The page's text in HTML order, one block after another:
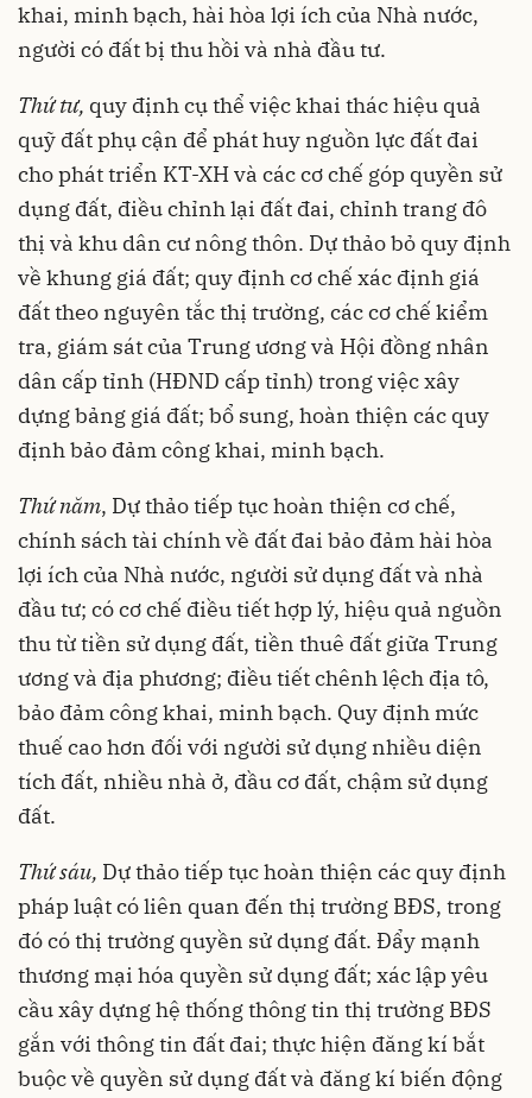
khai, minh bạch, hài hòa lợi ích của Nhà nước,
người có đất bị thu hồi và nhà đầu tư.
Thứ tư, quy định cụ thể việc khai thác hiệu quả
quỹ đất phụ cận để phát huy nguồn lực đất đai
cho phát triển KT-XH và các cơ chế góp quyền sử
dụng đất, điều chỉnh lại đất đai, chỉnh trang đô
thị và khu dân cư nông thôn. Dự thảo bỏ quy định
về khung giá đất; quy định cơ chế xác định giá
đất theo nguyên tắc thị trường, các cơ chế kiểm
tra, giám sát của Trung ương và Hội đồng nhân
dân cấp tỉnh (HĐND cấp tỉnh) trong việc xây
dựng bảng giá đất; bổ sung, hoàn thiện các quy
định bảo đảm công khai, minh bạch.
Thứ năm, Dự thảo tiếp tục hoàn thiện cơ chế,
chính sách tài chính về đất đai bảo đảm hài hòa
lợi ích của Nhà nước, người sử dụng đất và nhà
đầu tư; có cơ chế điều tiết hợp lý, hiệu quả nguồn
thu từ tiền sử dụng đất, tiền thuê đất giữa Trung
ương và địa phương; điều tiết chênh lệch địa tô,
bảo đảm công khai, minh bạch. Quy định mức
thuế cao hơn đối với người sử dụng nhiều diện
tích đất, nhiều nhà ở, đầu cơ đất, chậm sử dụng
đất.
Thứ sáu, Dự thảo tiếp tục hoàn thiện các quy định
pháp luật có liên quan đến thị trường BĐS, trong
đó có thị trường quyền sử dụng đất. Đẩy mạnh
thương mại hóa quyền sử dụng đất; xác lập yêu
cầu xây dựng hệ thống thông tin thị trường BĐS
gắn với thông tin đất đai; thực hiện đăng kí bắt
buộc về quyền sử dụng đất và đăng kí biến động